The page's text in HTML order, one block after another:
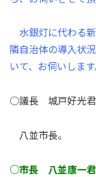
水銀灯に代わる
隣自治体の導入状
いて、お伺いします
○議長 城戸好光君
八並市長。
○市長 八並康一君